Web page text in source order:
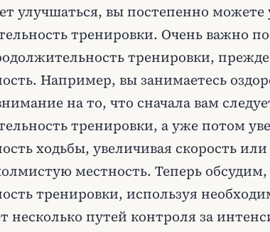
улучшаться, вы постепенно можете
тренировки. Очень важно
тренировки, прежде
Например, вы занимаетесь
на то, что сначала вам
тренировки, а уже потом
ходьбы, увеличивая скорость
местность. Теперь обсудим,
тренировки, используя
несколько путей контроля за